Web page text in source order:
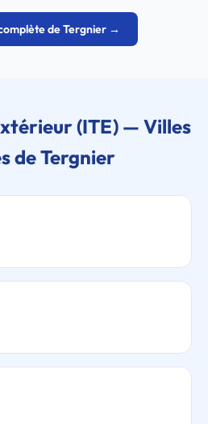
de Tergnier →
(ITE) — Villes
de Tergnier